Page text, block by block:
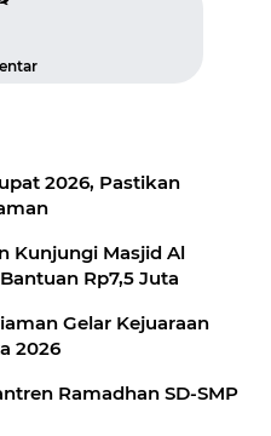
2026, Pastikan
Kunjungi Masjid Al
Rp7,5 Juta
Gelar Kejuaraan
2026
Ramadhan SD-SMP